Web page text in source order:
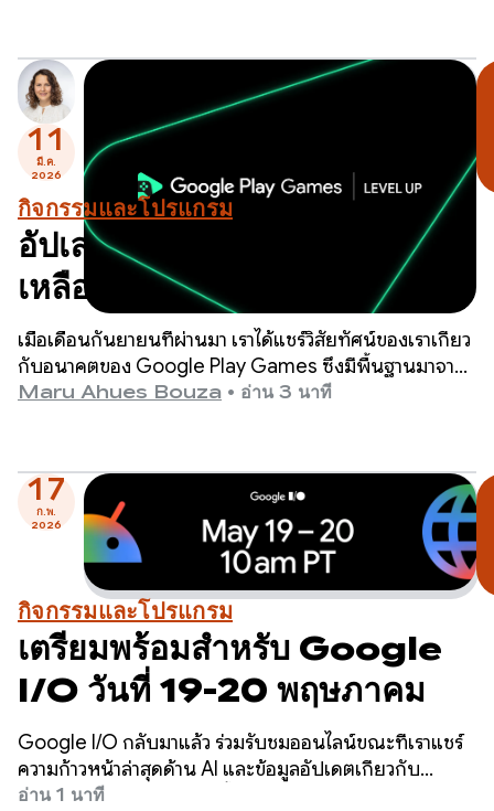
11
มี.ค.
2026
กิจกรรมและโปรแกรม
อัปเลเวล: ทดสอบแผงความช่วย
เหลือและเตรียมพร้อมสำหรับ
เหตุการณ์สำคัญของโปรแกรมที่
จะมาถึง
เมื่อเดือนกันยายนที่ผ่านมา เราได้แชร์วิสัยทัศน์ของเราเกี่ยว
กับอนาคตของ Google Play Games ซึ่งมีพื้นฐานมาจาก
ความเชื่อหลักที่ว่าวิธีที่ดีที่สุดในการขับเคลื่อนความสำเร็จ
Maru Ahues Bouza • อ่าน 3 นาที
17
ก.พ.
2026
กิจกรรมและโปรแกรม
เตรียมพร้อมสำหรับ Google
I/O วันที่ 19-20 พฤษภาคม
Google I/O กลับมาแล้ว ร่วมรับชมออนไลน์ขณะที่เราแชร์
ความก้าวหน้าล่าสุดด้าน AI และข้อมูลอัปเดตเกี่ยวกับ
ผลิตภัณฑ์ต่างๆ ในบริษัท ตั้งแต่ Gemini ไปจนถึง
อ่าน 1 นาที